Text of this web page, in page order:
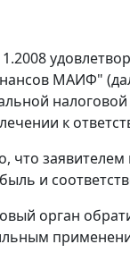
МАИФ"
к
что
и
орган